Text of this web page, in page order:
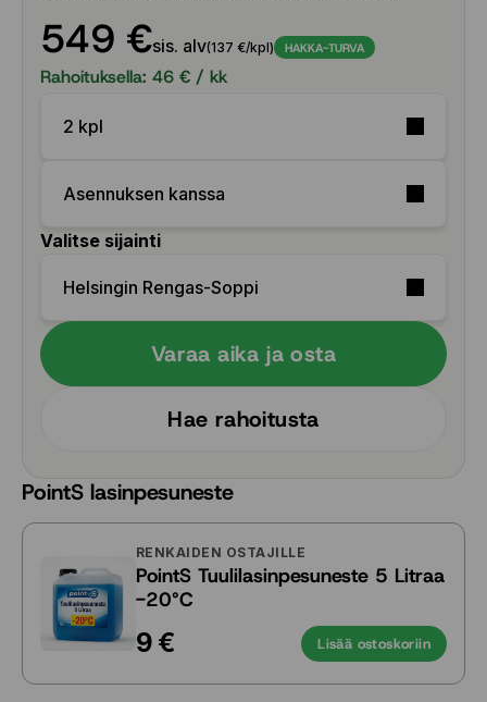
549 €sis. alv(137 €/kpl) HAKKA-TURVA
Rahoituksella: 46 € / kk
2 kpl
Asennuksen kanssa
Valitse sijainti
Helsingin Rengas-Soppi
Varaa aika ja osta
Hae rahoitusta
PointS lasinpesuneste
RENKAIDEN OSTAJILLE
PointS Tuulilasinpesuneste 5 Litraa
-20°C
9 € Lisää ostoskoriin